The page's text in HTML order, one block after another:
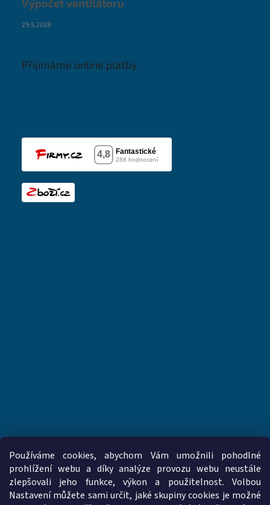
Používáme cookies, abychom Vám umožnili pohodlné
prohlížení webu a díky analýze provozu webu neustále
zlepšovali jeho funkce, výkon a použitelnost. Volbou
Nastavení můžete sami určit, jaké skupiny cookies je možné
Výpočet ventilátoru
29.5.2018
Přijímáme online platby
www.vzduchotechnika-ventilatory.cz www.palmat.cz